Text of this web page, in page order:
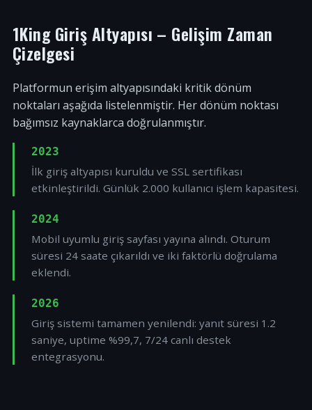
1King Giriş Altyapısı – Gelişim Zaman
Çizelgesi
Platformun erişim altyapısındaki kritik dönüm
noktaları aşağıda listelenmiştir. Her dönüm noktası
bağımsız kaynaklarca doğrulanmıştır.
2023
İlk giriş altyapısı kuruldu ve SSL sertifikası
etkinleştirildi. Günlük 2.000 kullanıcı işlem kapasitesi.
2024
Mobil uyumlu giriş sayfası yayına alındı. Oturum
süresi 24 saate çıkarıldı ve iki faktörlü doğrulama
eklendi.
2026
Giriş sistemi tamamen yenilendi: yanıt süresi 1.2
saniye, uptime %99,7, 7/24 canlı destek
entegrasyonu.